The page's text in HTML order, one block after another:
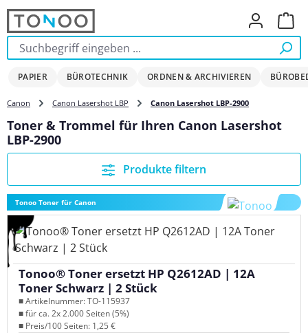
Zum Hauptinhalt springen
PAPIER BÜROTECHNIK ORDNEN & ARCHIVIEREN
Canon Canon Lasershot LBP Canon Lasershot LBP-2900
Toner & Trommel für Ihren Canon Lasershot
LBP-2900
Produkte filtern
Tonoo Toner für Canon
Tonoo® Toner ersetzt HP Q2612AD | 12A
Toner Schwarz | 2 Stück
■ Artikelnummer: TO-115937
■ für ca. 2x 2.000 Seiten (5%)
■ Preis/100 Seiten: 1,25 €